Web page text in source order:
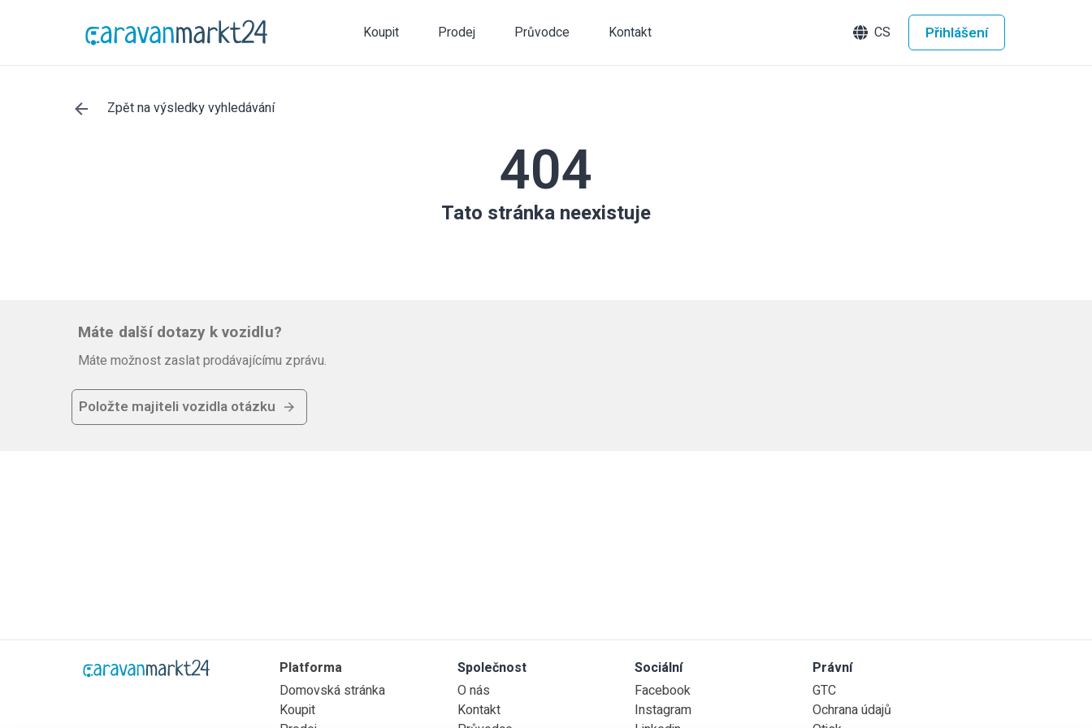
Koupit Prodej Průvodce Kontakt CS Přihlášení
Zpět na výsledky vyhledávání
404
Tato stránka neexistuje
Máte další dotazy k vozidlu?
Máte možnost zaslat prodávajícímu zprávu.
Položte majiteli vozidla otázku
Platforma
Domovská stránka
Koupit
Společnost
O nás
Kontakt
Sociální
Facebook
Instagram
Právní
GTC
Ochrana údajů